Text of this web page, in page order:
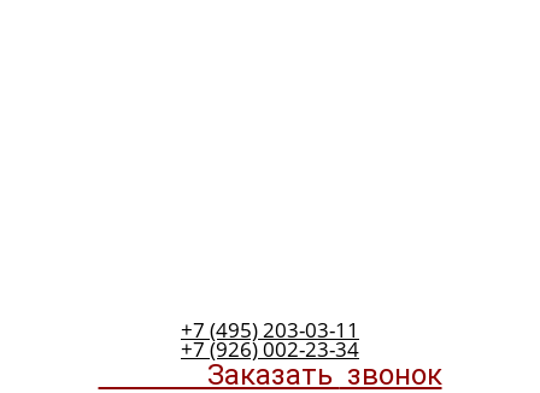
+7 (495) 203-03-11
+7 (926) 002-23-34
Заказать звонок